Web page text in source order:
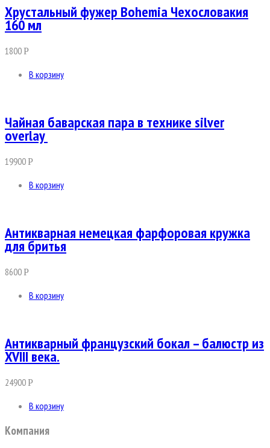
Хрустальный фужер Bohemia Чехословакия
160 мл
1800Р
В корзину
Чайная баварская пара в технике silver
overlay
19900Р
В корзину
Антикварная немецкая фарфоровая кружка
для бритья
8600Р
В корзину
Антикварный французский бокал – балюстр из
XVIII века.
24900Р
В корзину
Компания